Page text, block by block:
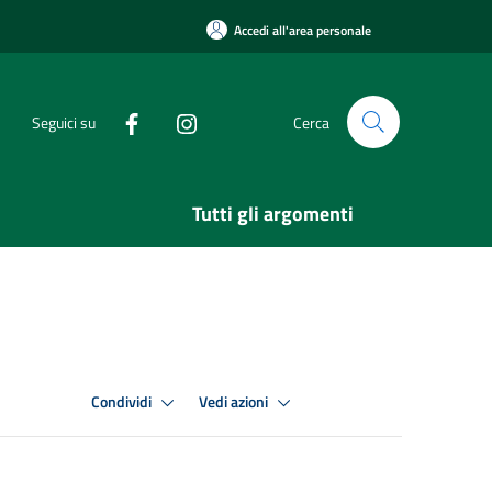
Accedi all'area personale
Seguici su Cerca
Tutti gli argomenti
Condividi Vedi azioni